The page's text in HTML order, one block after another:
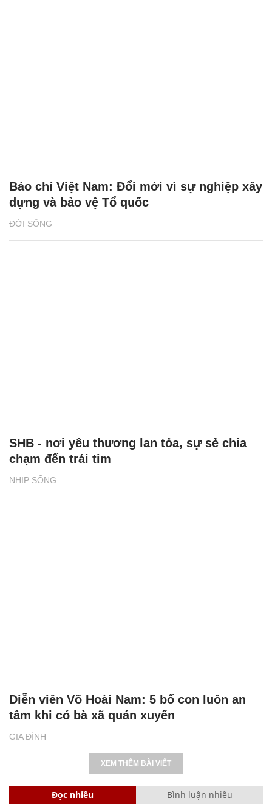
ĐỜI SỐNG
Báo chí Việt Nam: Đổi mới vì sự nghiệp xây
dựng và bảo vệ Tổ quốc
NHỊP SỐNG
SHB - nơi yêu thương lan tỏa, sự sẻ chia
chạm đến trái tim
GIA ĐÌNH
Diễn viên Võ Hoài Nam: 5 bố con luôn an
tâm khi có bà xã quán xuyến
XEM THÊM BÀI VIẾT
Đọc nhiều Bình luận nhiều